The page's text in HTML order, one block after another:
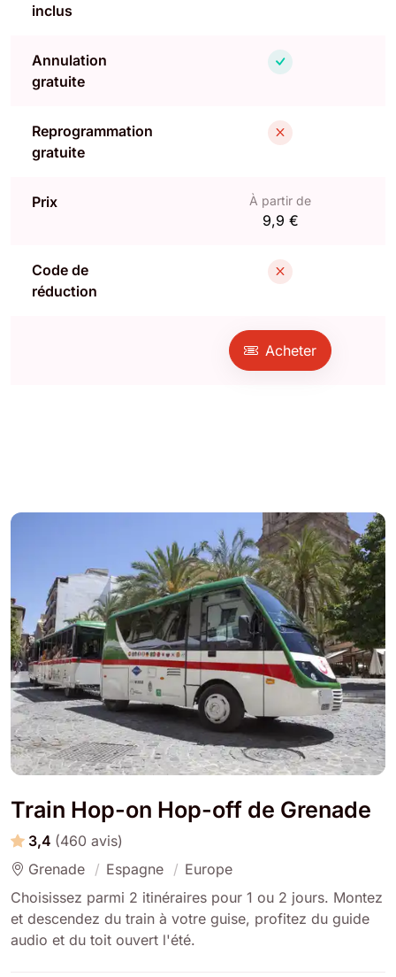
inclus
Annulation
gratuite
Reprogrammation
gratuite
Prix À partir de
9,9 €
Code de
réduction
Acheter
Train Hop-on Hop-off de Grenade
3,4 (460 avis)
Grenade
Espagne
Europe
Choisissez parmi 2 itinéraires pour 1 ou 2 jours. Montez
et descendez du train à votre guise, profitez du guide
audio et du toit ouvert l'été.